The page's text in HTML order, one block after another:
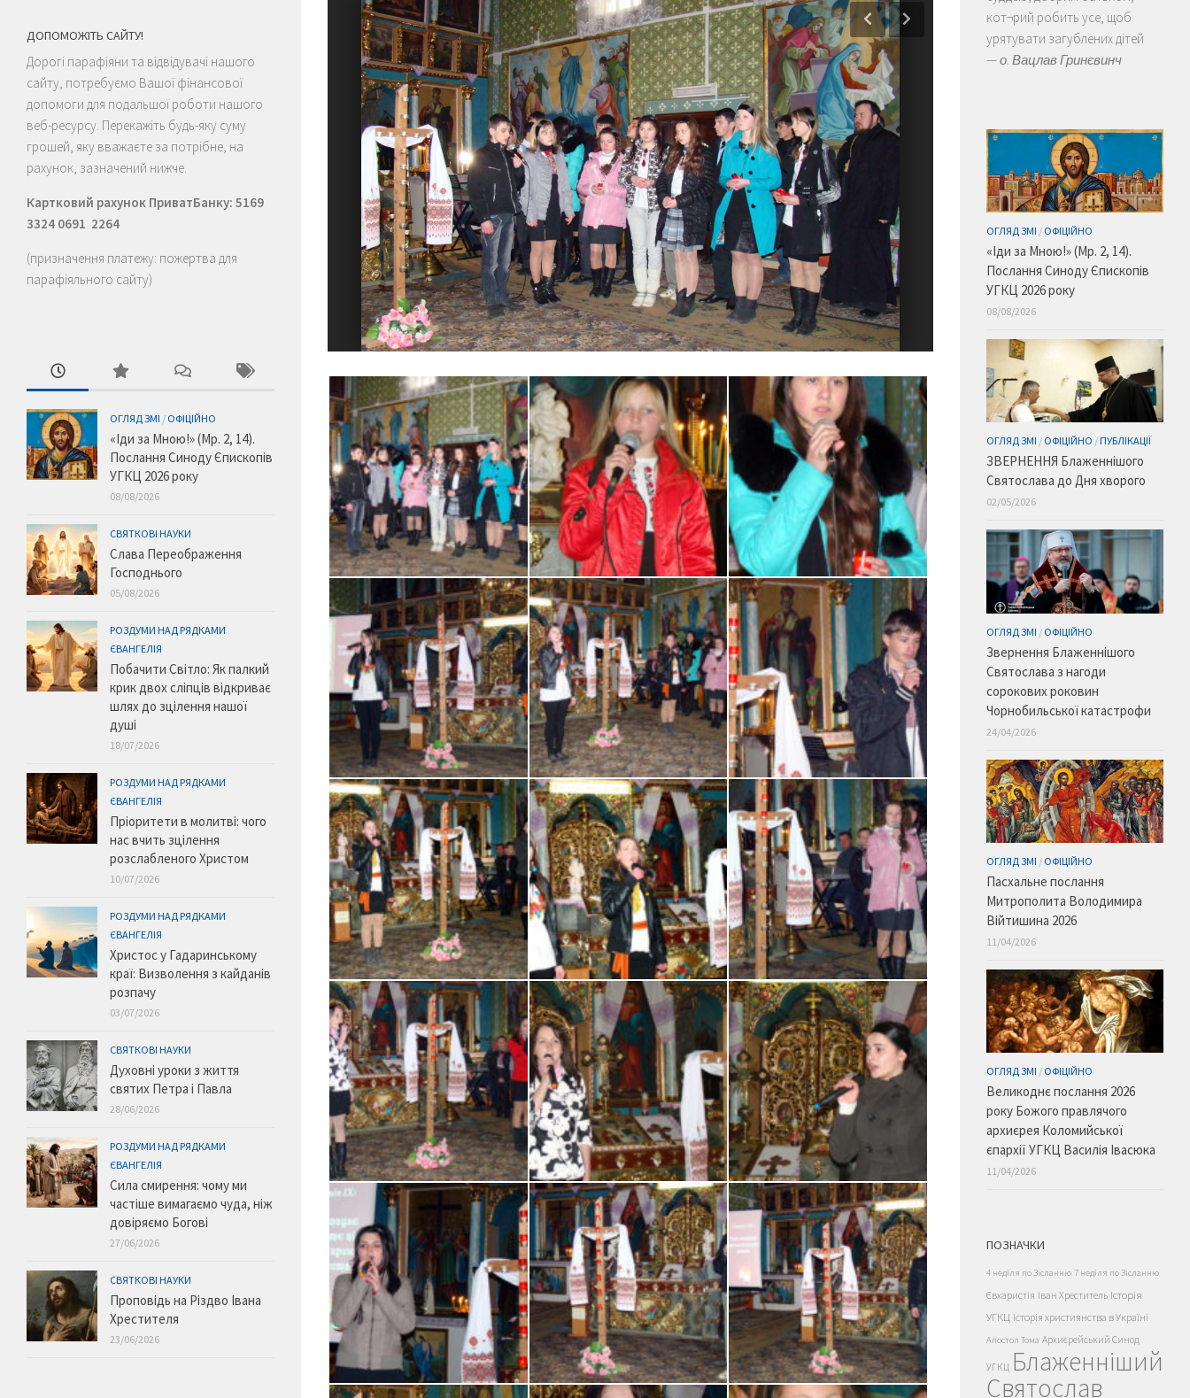
293031323334353637
ДОПОМОЖІТЬ САЙТУ!
Дорогі парафіяни та відвідувачі нашого
сайту, потребуємо Вашої фінансової
допомоги для подальшої роботи нашого
веб-ресурсу. Перекажіть будь-яку суму
грошей, яку вважаєте за потрібне, на
рахунок, зазначений нижче.
Картковий рахунок ПриватБанку: 5169
3324 0691 2264
(призначення платежу: пожертва для
парафіяльного сайту)
ОГЛЯД ЗМІ / ОФІЦІЙНО
«Іди за Мною!» (Мр. 2, 14).
Послання Синоду Єпископів
УГКЦ 2026 року
08/08/2026
СВЯТКОВІ НАУКИ
Слава Переображення
Господнього
05/08/2026
РОЗДУМИ НАД РЯДКАМИ
ЄВАНГЕЛІЯ
Побачити Світло: Як палкий
крик двох сліпців відкриває
шлях до зцілення нашої
душі
18/07/2026
РОЗДУМИ НАД РЯДКАМИ
ЄВАНГЕЛІЯ
Пріоритети в молитві: чого
нас вчить зцілення
розслабленого Христом
10/07/2026
РОЗДУМИ НАД РЯДКАМИ
ЄВАНГЕЛІЯ
Христос у Гадаринському
краї: Визволення з кайданів
розпачу
03/07/2026
СВЯТКОВІ НАУКИ
Духовні уроки з життя
святих Петра і Павла
28/06/2026
РОЗДУМИ НАД РЯДКАМИ
ЄВАНГЕЛІЯ
Сила смирення: чому ми
частіше вимагаємо чуда, ніж
довіряємо Богові
27/06/2026
СВЯТКОВІ НАУКИ
Проповідь на Різдво Івана
Хрестителя
23/06/2026
кот¬рий робить усе, щоб
урятувати загублених дітей
—о. Вацлав Гринєвинч
ОГЛЯД ЗМІ / ОФІЦІЙНО
«Іди за Мною!» (Мр. 2, 14).
Послання Синоду Єпископів
УГКЦ 2026 року
08/08/2026
ОГЛЯД ЗМІ / ОФІЦІЙНО /ПУБЛІКАЦІЇ
ЗВЕРНЕННЯ Блаженнішого
Святослава до Дня хворого
02/05/2026
ОГЛЯД ЗМІ / ОФІЦІЙНО
Звернення Блаженнішого
Святослава з нагоди
сорокових роковин
Чорнобильської катастрофи
24/04/2026
ОГЛЯД ЗМІ / ОФІЦІЙНО
Пасхальне послання
Митрополита Володимира
Війтишина 2026
11/04/2026
ОГЛЯД ЗМІ / ОФІЦІЙНО
Великоднє послання 2026
року Божого правлячого
архиєрея Коломийської
єпархії УГКЦ Василія Івасюка
11/04/2026
ПОЗНАЧКИ
4 неділя по Зісланню 7 неділя по Зісланню
Євхаристія Іван Хреститель Історія
УГКЦ Історія християнства в Україні
Апостол Тома Архиєрейський Синод
УГКЦ Блаженніший
Святослав